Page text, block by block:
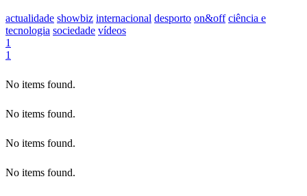
actualidade showbiz internacional desporto on&off ciência e
tecnologia sociedade vídeos
1
1
No items found.
No items found.
No items found.
No items found.